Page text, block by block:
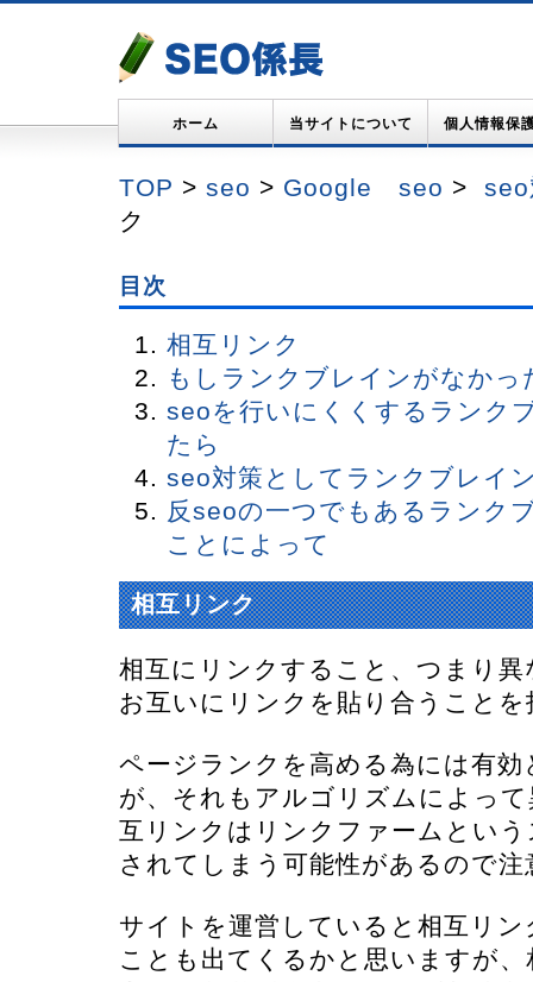
ホーム 当サイトについて 個人情報保
TOP > seo > Google seo >
ク
目次
相互リンク
もしランクブレインがなかっ
seoを行いにくくするランク
たら
seo対策としてランクブレイ
反seoの一つでもあるランク
ことによって
相互リンク
相互にリンクすること、つまり
お互いにリンクを貼り合うこと
ページランクを高める為には有
が、それもアルゴリズムによっ
互リンクはリンクファームとい
されてしまう可能性があるので注
サイトを運営していると相互リ
ことも出てくるかと思いますが